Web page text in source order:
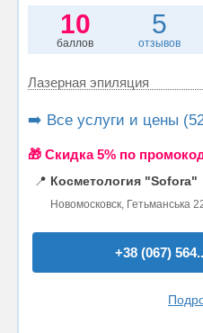
10
баллов
5
отзывов
Лазерная эпиляция
➡️ Все услуги и цены
🎁 Cкидка 5% по
📍 Косметология "Sofora"
Новомосковск, Гетьманська
+38 (067) 564..